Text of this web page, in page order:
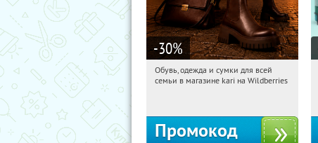
-30%
14:35:06 Получили:
Обувь, одежда и сумки для всей
семьи в магазине kari на Wildberries
Промокод